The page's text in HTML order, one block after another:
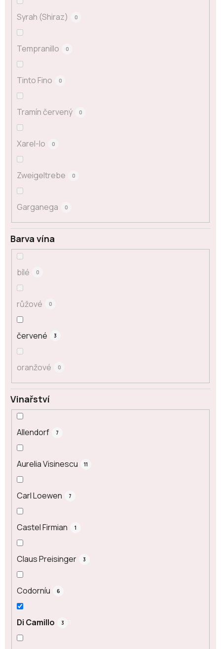
Syrah (Shiraz) 0
Tempranillo 0
Tinto Fino 0
Tramín červený 0
Xarel-lo 0
Zweigeltrebe 0
Garganega 0
Barva vína
bílé 0
růžové 0
červené 3
oranžové 0
Vinařství
Allendorf 7
Aurelia Visinescu 11
Carl Loewen 7
Castel Firmian 1
Claus Preisinger 3
Codorníu 6
Di Camillo 3